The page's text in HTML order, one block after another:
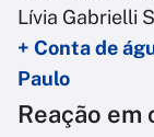
Lívia Gabrielli
+ Conta de
Paulo
Reação em